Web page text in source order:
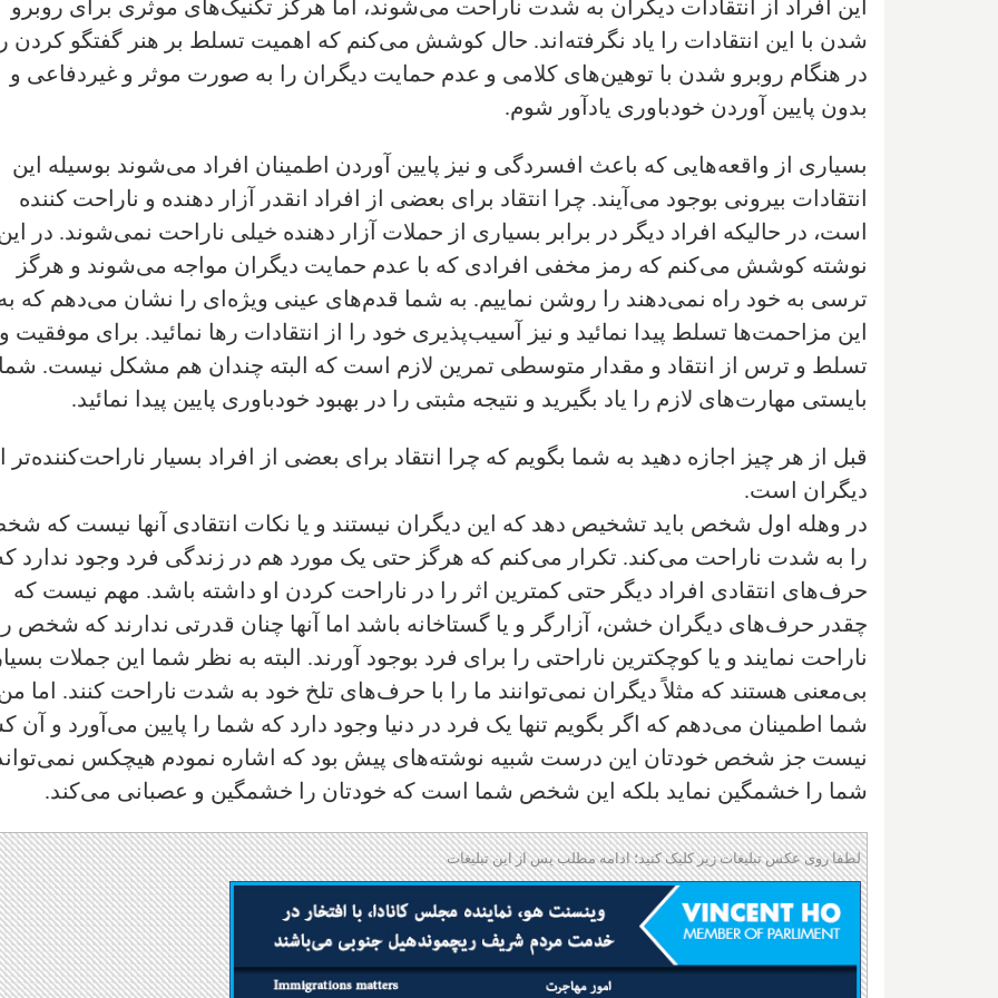
این افراد از انتقادات دیگران به شدت ناراحت می‌شوند، اما هرگز تکنیک‌های موثری برای روبرو
شدن با این انتقادات را یاد نگرفته‌اند. حال کوشش می‌کنم که اهمیت تسلط بر هنر گفتگو کردن
در هنگام روبرو شدن با توهین‌های کلامی و عدم حمایت دیگران را به صورت موثر و غیر‌دفاعی و
بدون پایین آوردن خودباوری یادآور شوم.
بسیاری از واقعه‌هایی که باعث افسردگی و نیز پایین آوردن اطمینان افراد می‌شوند بوسیله این
انتقادات بیرونی بوجود می‌آیند. چرا انتقاد برای بعضی از افراد انقدر آزار دهنده و ناراحت کننده
است، در حالیکه افراد دیگر در برابر بسیاری از حملات آزار دهنده خیلی ناراحت نمی‌شوند. در
نوشته کوشش می‌‌کنم که رمز مخفی افرادی که با عدم حمایت دیگران مواجه می‌شوند و هرگز
ترسی به خود راه نمی‌دهند را روشن نماییم. به شما قدم‌های عینی ویژه‌ای را نشان می‌دهم که
این مزاحمت‌ها تسلط پیدا نمائید و نیز آسیب‌پذیری خود را از انتقادات رها نمائید. برای موفقیت و
تسلط و ترس از انتقاد و مقدار متوسطی تمرین لازم است که البته چندان هم مشکل نیست.
بایستی مهارت‌های لازم را یاد بگیرید و نتیجه مثبتی را در بهبود خودباوری پایین پیدا نمائید.
قبل از هر چیز اجازه دهید به شما بگویم که چرا انتقاد ‌برای بعضی از افراد بسیار ناراحت‌کننده‌تر
دیگران است.
‌در وهله اول شخص باید تشخیص دهد که این دیگران نیستند و یا نکات انتقادی آنها نیست که
را به شدت ناراحت می‌کند. تکرار می‌کنم که هرگز حتی یک مورد هم در زندگی فرد وجود ندارد
حرف‌های انتقادی افراد دیگر حتی کمترین اثر را در ناراحت کردن او داشته‌ باشد. مهم نیست که
چقدر حرف‌های دیگران خشن، آزارگر و یا گستاخانه باشد اما آنها چنان قدرتی ندارند که شخص
ناراحت نمایند و یا کوچکترین ناراحتی را برای فرد بوجود آورند. البته به نظر شما این جملات
بی‌معنی هستند که مثلاً دیگران نمی‌توانند ما را با حرف‌های تلخ خود به شدت ناراحت کنند. اما
شما اطمینان می‌دهم که اگر بگویم تنها یک فرد در دنیا وجود دارد که شما را پایین می‌آورد و آن
نیست جز شخص خودتان این درست شبیه نوشته‌های پیش بود که اشا‌ره نمودم هیچکس
شما را خشمگین نماید بلکه این شخص شما است که خودتان را خشمگین و عصبانی می‌کند.
لطفا روی عکس تبلیغات زیر کلیک کنید؛ ادامه مطلب پس از این تبلیغات